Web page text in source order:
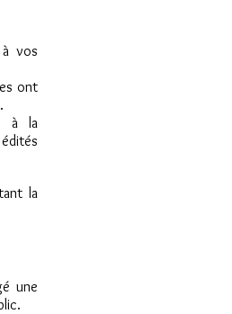
vos
ont
.
à la
édités
la
une